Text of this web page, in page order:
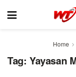
Home
Tag: Yayasan